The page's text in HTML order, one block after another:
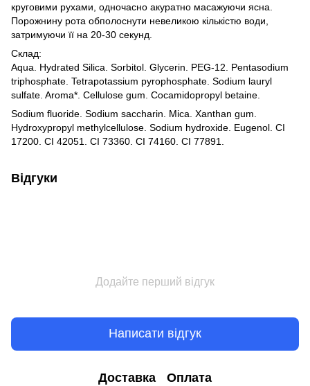
круговими рухами, одночасно акуратно масажуючи ясна.
Порожнину рота обполоснути невеликою кількістю води,
затримуючи її на 20-30 секунд.
Склад:
Aqua. Hydrated Silica. Sorbitol. Glycerin. PEG-12. Pentasodium
triphosphate. Tetrapotassium pyrophosphate. Sodium lauryl
sulfate. Aroma*. Cellulose gum. Cocamidopropyl betaine.
Sodium fluoride. Sodium saccharin. Mica. Xanthan gum.
Hydroxypropyl methylcellulose. Sodium hydroxide. Eugenol. CI
17200. CI 42051. CI 73360. CI 74160. CI 77891.
Відгуки
Додайте перший відгук
Написати відгук
Доставка Оплата